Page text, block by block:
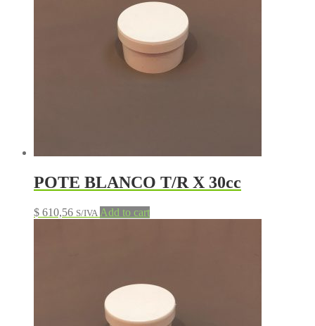
POTE BLANCO T/R X 30cc
$ 610,56 S/IVA Add to cart